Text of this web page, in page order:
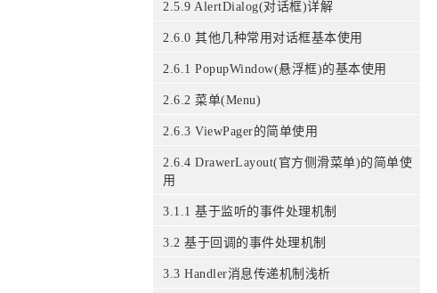
2.5.9 AlertDialog(对话框)详解
2.6.0 其他几种常用对话框基本使用
2.6.1 PopupWindow(悬浮框)的基本使用
2.6.2 菜单(Menu)
2.6.3 ViewPager的简单使用
2.6.4 DrawerLayout(官方侧滑菜单)的简单使
用
3.1.1 基于监听的事件处理机制
3.2 基于回调的事件处理机制
3.3 Handler消息传递机制浅析